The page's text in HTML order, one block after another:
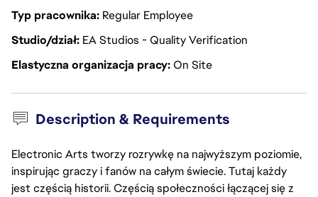
Typ pracownika Regular Employee
Studio/dział EA Studios - Quality Verification
Elastyczna organizacja pracyOn Site
Description & Requirements
Electronic Arts tworzy rozrywkę na najwyższym poziomie,
inspirując graczy i fanów na całym świecie. Tutaj każdy
jest częścią historii. Częścią społeczności łączącej się z